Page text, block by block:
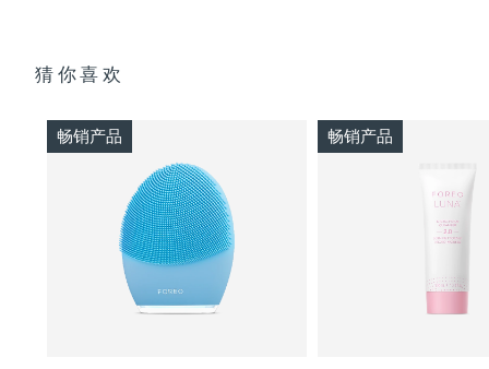
猜你喜欢
畅销产品 畅销产品